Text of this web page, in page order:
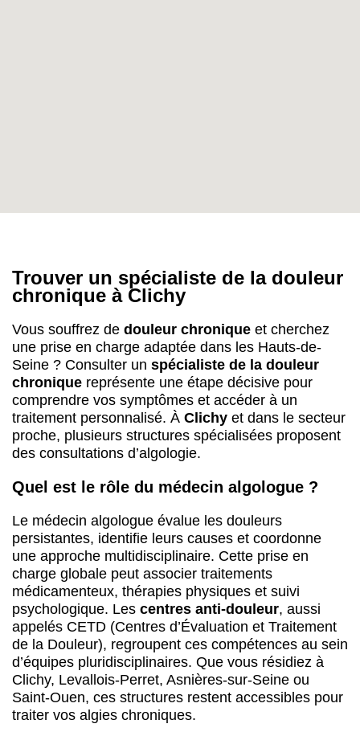
Trouver un spécialiste de la douleur
chronique à Clichy
Vous souffrez de douleur chronique et cherchez
une prise en charge adaptée dans les Hauts-de-
Seine ? Consulter un spécialiste de la douleur
chronique représente une étape décisive pour
comprendre vos symptômes et accéder à un
traitement personnalisé. À Clichy et dans le secteur
proche, plusieurs structures spécialisées proposent
des consultations d’algologie.
Quel est le rôle du médecin algologue ?
Le médecin algologue évalue les douleurs
persistantes, identifie leurs causes et coordonne
une approche multidisciplinaire. Cette prise en
charge globale peut associer traitements
médicamenteux, thérapies physiques et suivi
psychologique. Les centres anti-douleur, aussi
appelés CETD (Centres d’Évaluation et Traitement
de la Douleur), regroupent ces compétences au sein
d’équipes pluridisciplinaires. Que vous résidiez à
Clichy, Levallois-Perret, Asnières-sur-Seine ou
Saint-Ouen, ces structures restent accessibles pour
traiter vos algies chroniques.